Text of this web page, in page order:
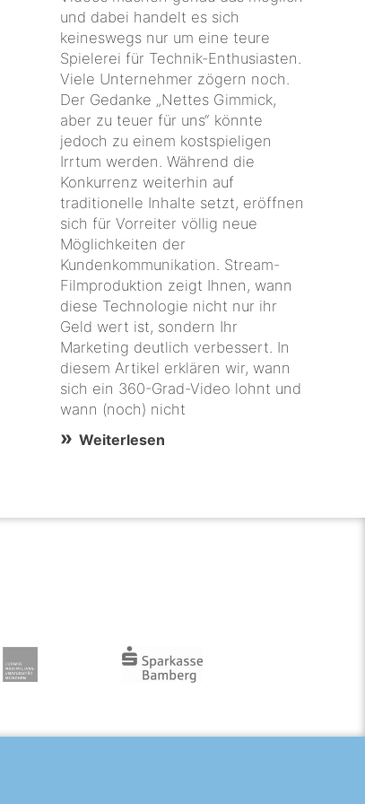
und dabei handelt es sich
keineswegs nur um eine teure
Spielerei für Technik-Enthusiasten.
Viele Unternehmer zögern noch.
Der Gedanke „Nettes Gimmick,
aber zu teuer für uns“ könnte
jedoch zu einem kostspieligen
Irrtum werden. Während die
Konkurrenz weiterhin auf
traditionelle Inhalte setzt, eröffnen
sich für Vorreiter völlig neue
Möglichkeiten der
Kundenkommunikation. Stream-
Filmproduktion zeigt Ihnen, wann
diese Technologie nicht nur ihr
Geld wert ist, sondern Ihr
Marketing deutlich verbessert. In
diesem Artikel erklären wir, wann
sich ein 360-Grad-Video lohnt und
wann (noch) nicht
Weiterlesen